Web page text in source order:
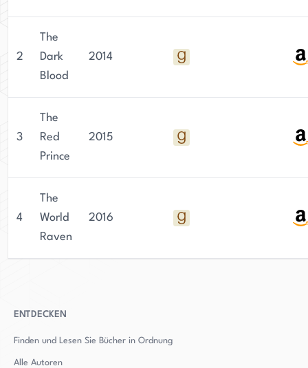
2
The
Dark
Blood
2014
3
The
Red
Prince
2015
4
The
World
Raven
2016
ENTDECKEN
Finden und Lesen Sie Bücher in Ordnung
Alle Autoren